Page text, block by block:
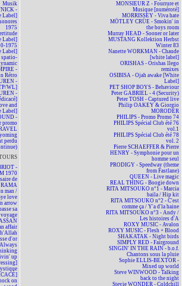
Musik
-
Label]
1975
Label]
1975
Label]
spatio-
-
Rétro
-
WL]
-
and
Label]
-
promo
perdu
-
1970
de
man /
love
arrow
sa
affair
d'or
up
on
MONSIEUR Z - Fourrure et
Musique [numéroté]
MORRISSEY - Viva hate
MÖTLEY CRÜE - Smokin' in
the boys room
Murray HEAD - Sooner or later
MUSTANG Kollektion Herbst
Winter 83
Nanette WORKMAN - Chaude
[white label]
ORISHAS - Orishas llego
remixes
OSIBISA - Ojah awake [White
Label]
PET SHOP BOYS - Behaviour
Peter GABRIEL - 4 (Security)
Peter TOSH - Captured live
Philip OAKEY & Giorgio
MORODER
PHILIPS - Promo Promo 74
PHILIPS Spécial Club été 76
vol.1
PHILIPS Spécial Club été 78
vol. 2
Pierre SCHAEFFER & Pierre
HENRY - Symphonie pour un
homme seul
PRODIGY - Speedway (theme
from Fastlane)
QUEEN - Live magic
REAL THING - Boogie down
RITA MITSOUKO n°1 - Marcia
baila / Hip kit
RITA MITSOUKO n°2 - C'est
comme ça / Y'a d'la haine
RITA MITSOUKO n°3 - Andy /
Les histoires d'A
ROXY MUSIC - Avalon
ROXY MUSIC - Flesh + Blood
SHAKATAK - Night birds
SIMPLY RED - Fairground
SINGIN' IN THE RAIN - b.o.f.
Chantons sous la pluie
Sophie ELLIS-BEXTOR -
Mixed up world
Steve WINWOOD - Talking
back to the night
Stevie WONDER - Coldchill